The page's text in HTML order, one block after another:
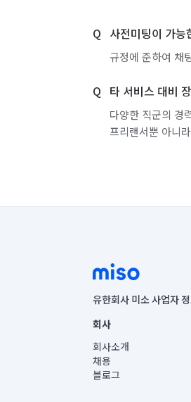
사전미팅이 가능
규정에 준하여 채
타 서비스 대비
다양한 직군의 경
프리랜서뿐 아니
유한회사 미소 사업자
사업자등록번호 : 291-
통신판매신고번호 :
대표이사 : CHING
주소 | 본사: 서울특별시
컨택센터 : 서울특별시
회사
회사소개
채용
블로그